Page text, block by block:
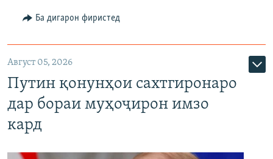
Ба дигарон фиристед
Август 05, 2026
Путин қонунҳои сахтгиронаро
дар бораи муҳоҷирон имзо
кард